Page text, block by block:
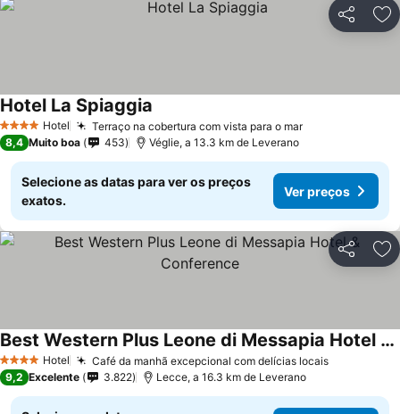
Partilhar
4 EstrelasHotel Terraço na cobertura com vista para o marVer preços
Hotel La Spiaggia
8,4 Muito boa 453 Véglie, a 13.3 km de Leverano
Selecione as datas para ver os preços
exatos.
Ver preços
Partilhar
4 EstrelasHotel Café da manhã excepcional com delícias locaisVer preços
Best Western Plus Leone di Messapia Hotel & Conference
Ver preços
9,2 Excelente 3.822 Lecce, a 16.3 km de Leverano